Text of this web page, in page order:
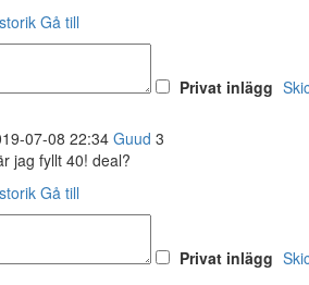
Gå till
Privat inlägg
07-08 22:34 Guud 3
jag fyllt 40! deal?
Gå till
Privat inlägg